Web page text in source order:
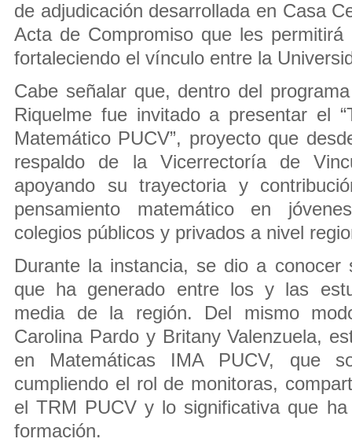
de adjudicación desarrollada en Casa
Acta de Compromiso que les
fortaleciendo el vínculo entre la
Cabe señalar que, dentro del
Riquelme fue invitado a presentar el
Matemático PUCV”, proyecto que
respaldo de la Vicerrectoría de
apoyando su trayectoria y
pensamiento matemático en
colegios públicos y privados a nivel
Durante la instancia, se dio a
que ha generado entre los y las
media de la región. Del mismo
Carolina Pardo y Britany Valenzuela,
en Matemáticas IMA PUCV, que
cumpliendo el rol de monitoras,
el TRM PUCV y lo significativa que
formación.